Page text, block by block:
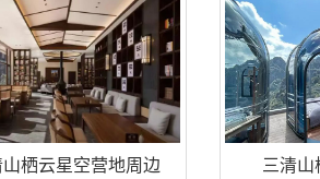
栖云星空营地周边 三清